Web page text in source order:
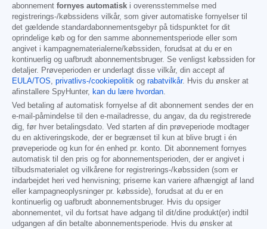
abonnement fornyes automatisk i overensstemmelse med
registrerings-/købssidens vilkår, som giver automatiske fornyelser til
det gældende standardabonnementsgebyr på tidspunktet for dit
oprindelige køb og for den samme abonnementsperiode eller som
angivet i kampagnematerialerne/købssiden, forudsat at du er en
kontinuerlig og uafbrudt abonnementsbruger. Se venligst købssiden for
detaljer. Prøveperioden er underlagt disse vilkår, din accept af
EULA/TOS, privatlivs-/cookiepolitik og rabatvilkår. Hvis du ønsker at
afinstallere SpyHunter, kan du lære hvordan.
Ved betaling af automatisk fornyelse af dit abonnement sendes der en
e-mail-påmindelse til den e-mailadresse, du angav, da du registrerede
dig, før hver betalingsdato. Ved starten af din prøveperiode modtager
du en aktiveringskode, der er begrænset til kun at blive brugt i én
prøveperiode og kun for én enhed pr. konto. Dit abonnement fornyes
automatisk til den pris og for abonnementsperioden, der er angivet i
tilbudsmaterialet og vilkårene for registrerings-/købssiden (som er
indarbejdet heri ved henvisning; priserne kan variere afhængigt af land
eller kampagneoplysninger pr. købsside), forudsat at du er en
kontinuerlig og uafbrudt abonnementsbruger. Hvis du opsiger
abonnementet, vil du fortsat have adgang til dit/dine produkt(er) indtil
udgangen af din betalte abonnementsperiode. Hvis du ønsker at